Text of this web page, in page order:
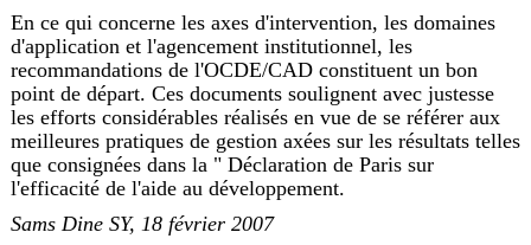
En ce qui concerne les axes d'intervention, les domaines
d'application et l'agencement institutionnel, les
recommandations de l'OCDE/CAD constituent un bon
point de départ. Ces documents soulignent avec justesse
les efforts considérables réalisés en vue de se référer aux
meilleures pratiques de gestion axées sur les résultats telles
que consignées dans la " Déclaration de Paris sur
l'efficacité de l'aide au développement.
Sams Dine SY, 18 février 2007